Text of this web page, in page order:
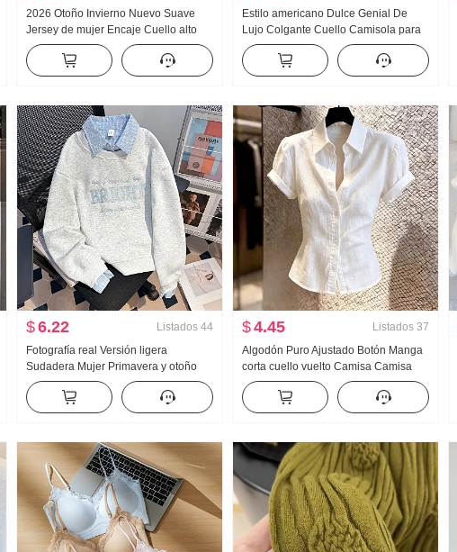
2026 Otoño Invierno Nuevo Suave
Jersey de mujer Encaje Cuello alto
Acolchado Suéter de punto Mujer
Diseño Sentido Encaje Manga Larga
Top
Estilo americano Dulce Genial De
Lujo Colgante Cuello Camisola para
mujer Verano Para uso exterior
Interior Partido Camiseta Interior
Chica atrevida tejido de punto Top sin
$6.22 Listados 44
Fotografía real Versión ligera
Sudadera Mujer Primavera y otoño
Nuevo Han Serie Dos piezas falsas
Holgado Espina Bordado Rayas
Cuello polo Top
$4.45 Listados 37
Algodón Puro Ajustado Botón Manga
corta cuello vuelto Camisa Camisa
Mujer 2026 Verano Avanzado Sentido
Luz Lujo Suave Viento Top